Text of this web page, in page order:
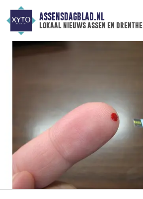
ASSENSDAGBLAD.NL
lokaal nieuws assen en drenthe